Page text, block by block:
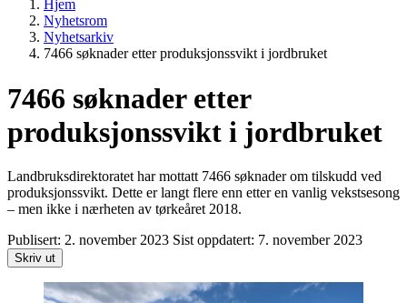
Hjem
Nyhetsrom
Nyhetsarkiv
7466 søknader etter produksjonssvikt i jordbruket
7466 søknader etter
produksjonssvikt i jordbruket
Landbruksdirektoratet har mottatt 7466 søknader om tilskudd ved
produksjonssvikt. Dette er langt flere enn etter en vanlig vekstsesong
– men ikke i nærheten av tørkeåret 2018.
Publisert: 2. november 2023 Sist oppdatert: 7. november 2023
Skriv ut